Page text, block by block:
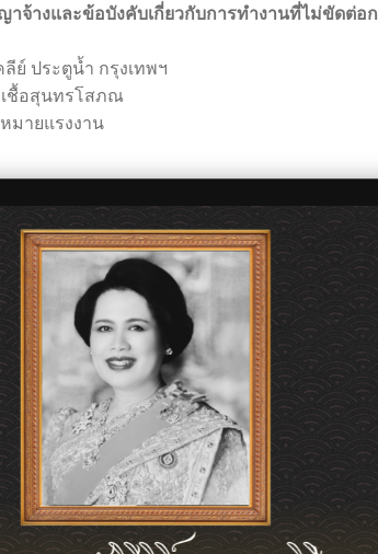
จ้างและข้อบังคับเกี่ยวกับการทำงานที่ไม่ขัดต่อ
ลีย์ ประตูน้ำ กรุงเทพฯ
ชื้อสุนทรโสภณ
มายแรงงาน